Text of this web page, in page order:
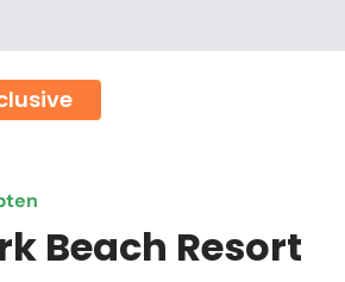
Beach Resort